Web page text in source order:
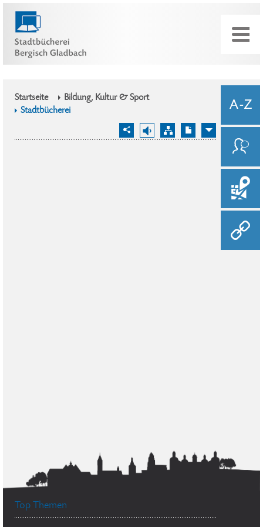
Startseite
Bildung, Kultur & Sport
Stadtbücherei
Top Themen